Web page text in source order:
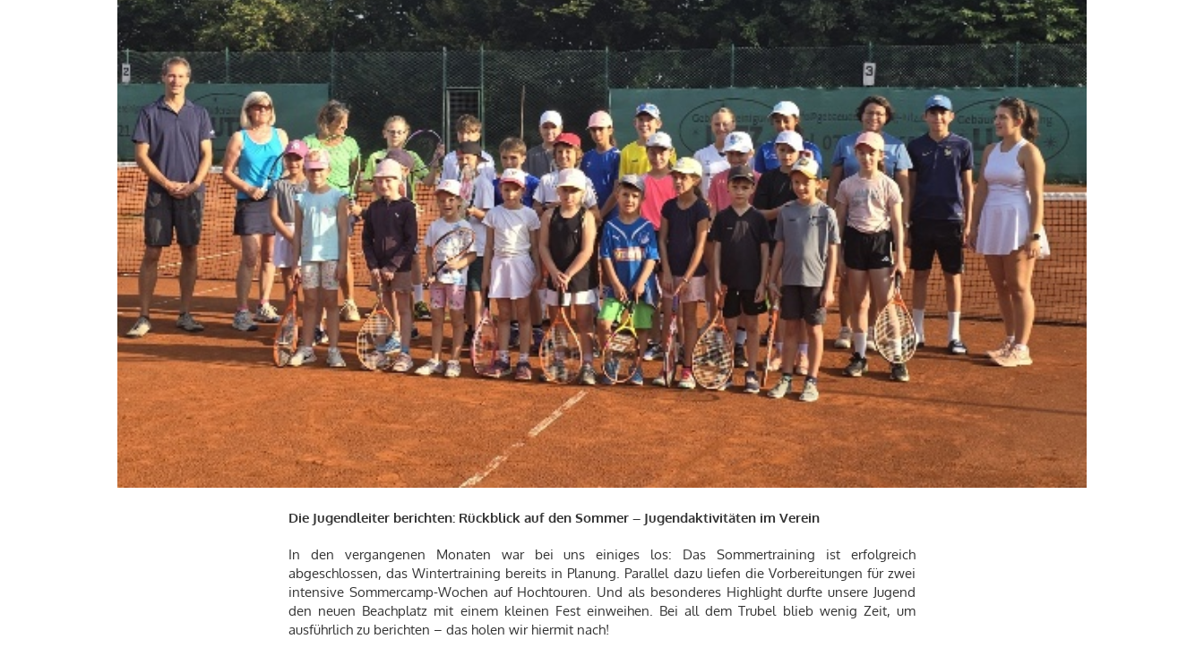
Die Jugendleiter berichten: Rückblick auf den Sommer – Jugendaktivitäten im Verein
In den vergangenen Monaten war bei uns einiges los: Das Sommertraining ist erfolgreich
abgeschlossen, das Wintertraining bereits in Planung. Parallel dazu liefen die Vorbereitungen für zwei
intensive Sommercamp-Wochen auf Hochtouren. Und als besonderes Highlight durfte unsere Jugend
den neuen Beachplatz mit einem kleinen Fest einweihen. Bei all dem Trubel blieb wenig Zeit, um
ausführlich zu berichten – das holen wir hiermit nach!